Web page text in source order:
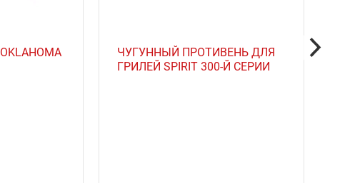
ЧУГУННЫЙ ПРОТИВЕНЬ ДЛЯ
ГРИЛЕЙ SPIRIT 300-Й СЕРИИ